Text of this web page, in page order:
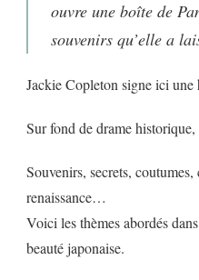
ouvre une boîte de
souvenirs qu’elle a
Jackie Copleton signe ici une
Sur fond de drame historique,
Souvenirs, secrets,
renaissance…
Voici les thèmes abordés
beauté japonaise.